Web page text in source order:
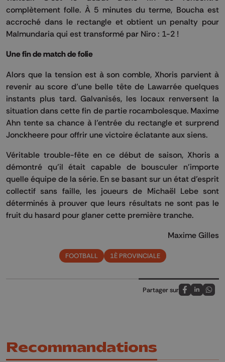
complètement folle. À 5 minutes du terme, Boucha est
accroché dans le rectangle et obtient un penalty pour
Malmundaria qui est transformé par Niro : 1-2 !
Une fin de match de folie
Alors que la tension est à son comble, Xhoris parvient à
revenir au score d’une belle tête de Lawarrée quelques
instants plus tard. Galvanisés, les locaux renversent la
situation dans cette fin de partie rocambolesque. Maxime
Ahn tente sa chance à l’entrée du rectangle et surprend
Jonckheere pour offrir une victoire éclatante aux siens.
Véritable trouble-fête en ce début de saison, Xhoris a
démontré qu'il était capable de bousculer n'importe
quelle équipe de la série. En se basant sur un état d’esprit
collectif sans faille, les joueurs de Michaël Lebe sont
déterminés à prouver que leurs résultats ne sont pas le
fruit du hasard pour glaner cette première tranche.
Maxime Gilles
FOOTBALL 1È PROVINCIALE
Partager sur
Partagez sur
Partagez
Recommandations